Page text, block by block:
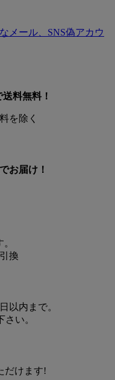
メール、SNS偽アカウ
料無料！
を除く
お届け！
換
以内まで。
さい。
だけます!